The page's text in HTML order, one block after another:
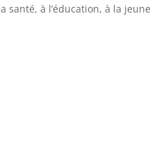
à l’éducation, à la